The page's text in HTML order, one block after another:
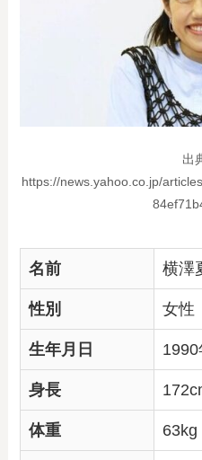
出
https://news.yahoo.co.jp/
名前 横澤
性別 女性
生年月日 1990
身長
体重 63kg